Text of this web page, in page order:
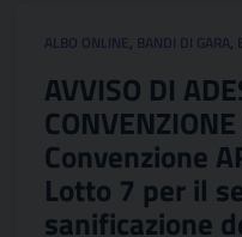
ALBO ONLINE, BANDI DI GARA,
AVVISO DI
Convenzione
Lotto 7 per il
sanificazione